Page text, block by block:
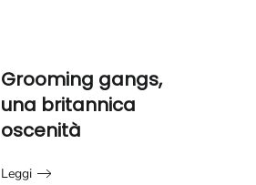
Grooming gangs,
una britannica
oscenità
Leggi